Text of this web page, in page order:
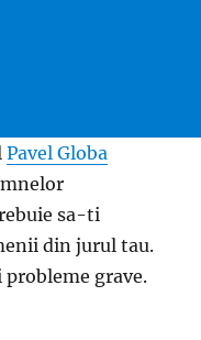
Pavel Globa
sa-ti
din jurul tau.
probleme grave.